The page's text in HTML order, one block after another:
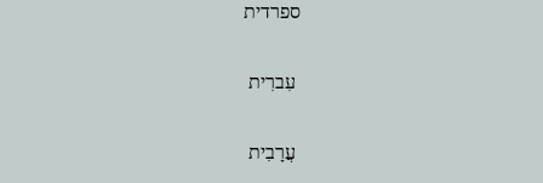
ספרדית
עִברִית
עֲרָבִית